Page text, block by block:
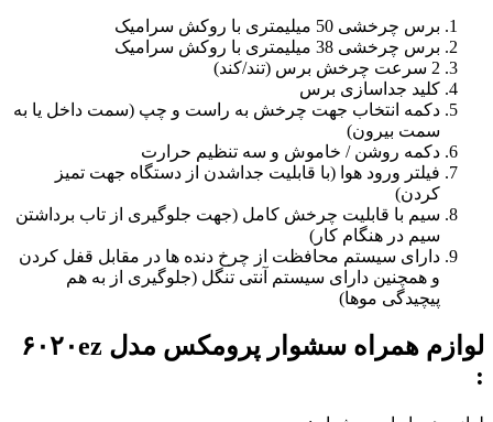
برس چرخشی 50 میلیمتری با روکش سرامیک
برس چرخشی 38 میلیمتری با روکش سرامیک
2 سرعت چرخش برس (تند/کند)
کلید جداسازی برس
دکمه انتخاب جهت چرخش به راست و چپ (سمت داخل یا به
سمت بیرون)
دکمه روشن / خاموش و سه تنظیم حرارت
فیلتر ورود هوا (با قابلیت جداشدن از دستگاه جهت تمیز
کردن)
سیم با قابلیت چرخش کامل (جهت جلوگیری از تاب برداشتن
سیم در هنگام کار)
دارای سیستم محافظت از چرخ دنده ها در مقابل قفل کردن
و همچنین دارای سیستم آنتی تنگل (جلوگیری از به هم
پیچیدگی موها)
لوازم همراه سشوار پرومکس مدل ۶۰۲۰ez
: